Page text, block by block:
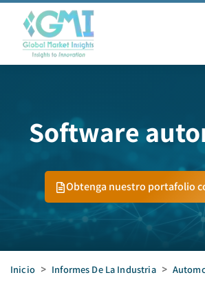
Software
Obtenga nuestro portafolio
Inicio > Informes De La Industria >